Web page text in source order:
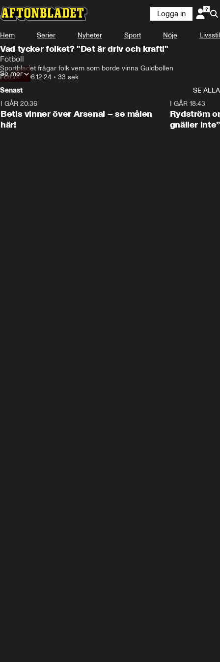
Logga in
Hem Serier Nyheter Sport Nöje Livsstil
Vad tycker folket? "Det är driv och kraft!"
Fotboll
Sportbladet frågar folk vem som borde vinna Guldbollen
Fotboll•06.12.24 • 33 sek
Se mer
Senast
SE ALLA
I GÅR 20:36
Betis vinner över Arsenal – se målen
här!
I GÅR 18:43
Rydström
gnäller inte”